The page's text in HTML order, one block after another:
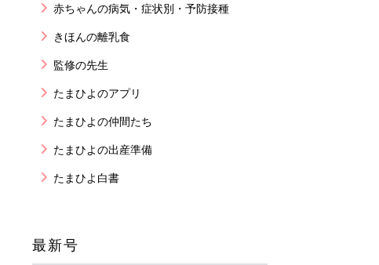
赤ちゃんの病気・症状別・予防接種
きほんの離乳食
監修の先生
たまひよのアプリ
たまひよの仲間たち
たまひよの出産準備
たまひよ白書
最新号